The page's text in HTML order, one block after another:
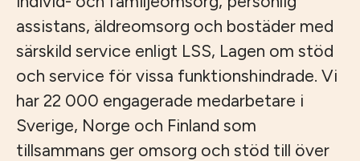
assistans, äldreomsorg och bostäder med
särskild service enligt LSS, Lagen om stöd
och service för vissa funktionshindrade. Vi
har 22 000 engagerade medarbetare i
Sverige, Norge och Finland som
tillsammans ger omsorg och stöd till över